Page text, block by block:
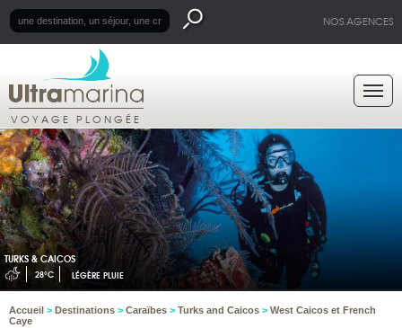
NOS AGENCES
VOYAGE PLONGÉE
TURKS & CAICOS
28°C LÉGÈRE PLUIE
Accueil > Destinations > Caraïbes > Turks and Caicos > West Caicos et French
Caye